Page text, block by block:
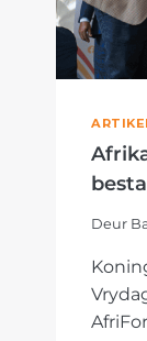
Deur